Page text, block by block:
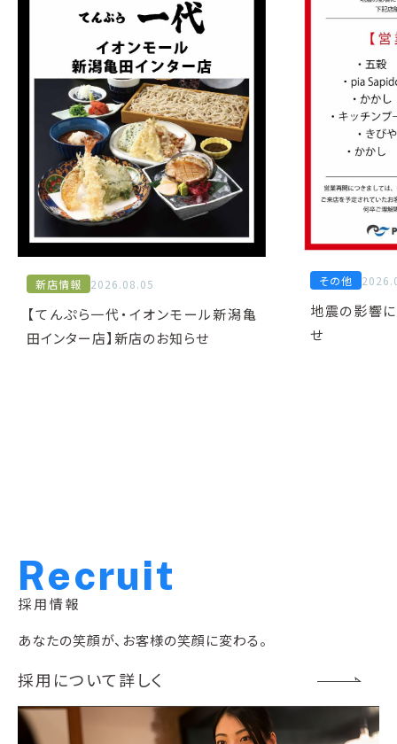
新店情報 2026.08.05
【てんぷら一代・イオンモール新潟亀
田インター店】新店のお知らせ
その他
地震の影響
せ
Recruit
採用情報
あなたの笑顔が、お客様の笑顔に変わる。
採用について詳しく